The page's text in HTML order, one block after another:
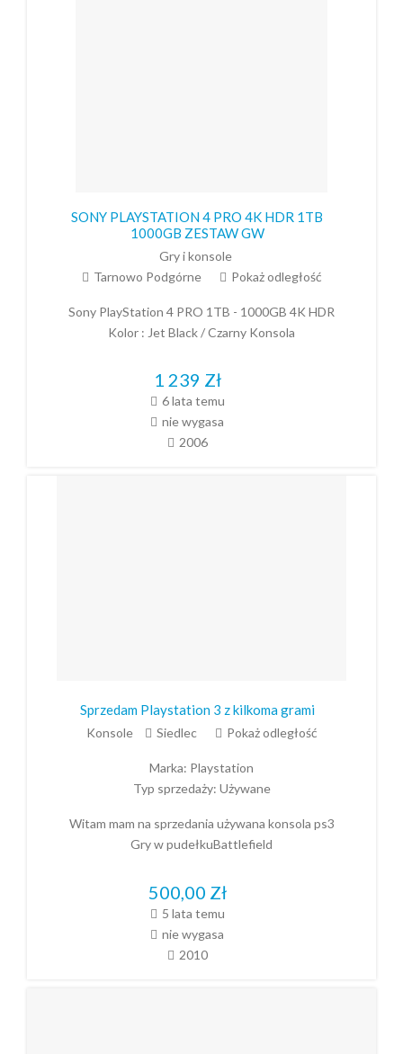
SONY PLAYSTATION 4 PRO 4K HDR 1TB
1000GB ZESTAW GW
Gry i konsole
Tarnowo Podgórne
Pokaż odległość
Sony PlayStation 4 PRO 1TB - 1000GB 4K HDR
Kolor : Jet Black / Czarny Konsola
1 239 Zł
6 lata temu
nie wygasa
2006
Sprzedam Playstation 3 z kilkoma grami
Konsole Siedlec Pokaż odległość
Marka: Playstation
Typ sprzedaży: Używane
Witam mam na sprzedania używana konsola ps3
Gry w pudełkuBattlefield
500,00 Zł
5 lata temu
nie wygasa
2010